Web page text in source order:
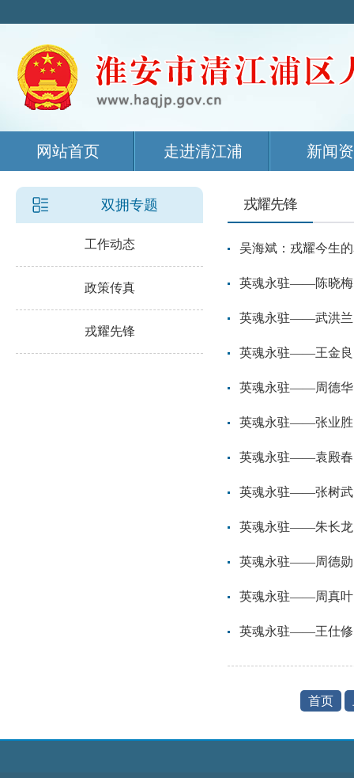
网站首页 走进清江浦 新闻
双拥专题
工作动态
政策传真
戎耀先锋
戎耀先锋
吴海斌：戎耀今生
‌英魂永驻——陈晓梅
‌英魂永驻——武洪兰
‌英魂永驻——王金良
英魂永驻——周德华
英魂永驻——张业胜
英魂永驻——袁殿春
英魂永驻——张树武
‌英魂永驻——朱长龙
‌英魂永驻——周德勋
‌英魂永驻——周真叶
‌英魂永驻——王仕修
首页